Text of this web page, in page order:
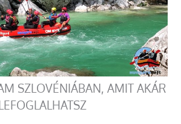
SZLOVÉNIÁBAN, AMIT AKÁR